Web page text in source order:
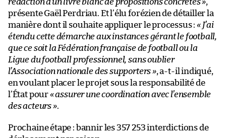
rédaction d’un livre blanc de propositions concrètes »,
présente Gaël Perdriau. Et l’élu forézien de détailler la
manière dont il souhaite appliquer le processus :« J’ai
étendu cette démarche aux instances gérant le football,
que ce soit la Fédération française de football ou la
Ligue du football professionnel, sans oublier
l’Association nationale des supporters », a-t-il indiqué,
en voulant placer le projet sous la responsabilité de
l’État pour« assurer une coordination avec l’ensemble
des acteurs ».
Prochaine étape : bannir les 357 253 interdictions de